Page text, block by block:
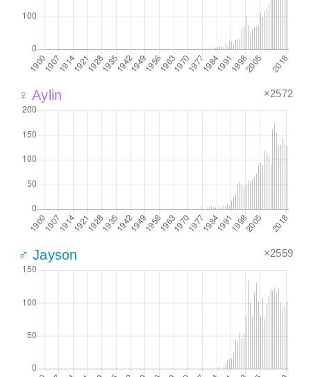
♀ Aylin ×2572
♂ Jayson ×2559